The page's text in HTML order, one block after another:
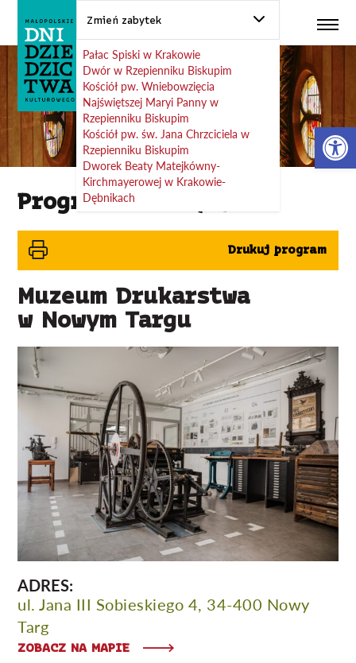
Przeskocz do treści
Program 28. edycji
Drukuj program
Muzeum Drukarstwa
w Nowym Targu
ADRES:
ul. Jana III Sobieskiego 4, 34-400 Nowy
Targ
ZOBACZ NA MAPIE
Zmień zabytek
Pałac Spiski w Krakowie
Dwór w Rzepienniku Biskupim
Kościół pw. Wniebowzięcia
Najświętszej Maryi Panny w
Rzepienniku Biskupim
Kościół pw. św. Jana Chrzciciela w
Rzepienniku Biskupim
Dworek Beaty Matejkówny-
Kirchmayerowej w Krakowie-
Dębnikach